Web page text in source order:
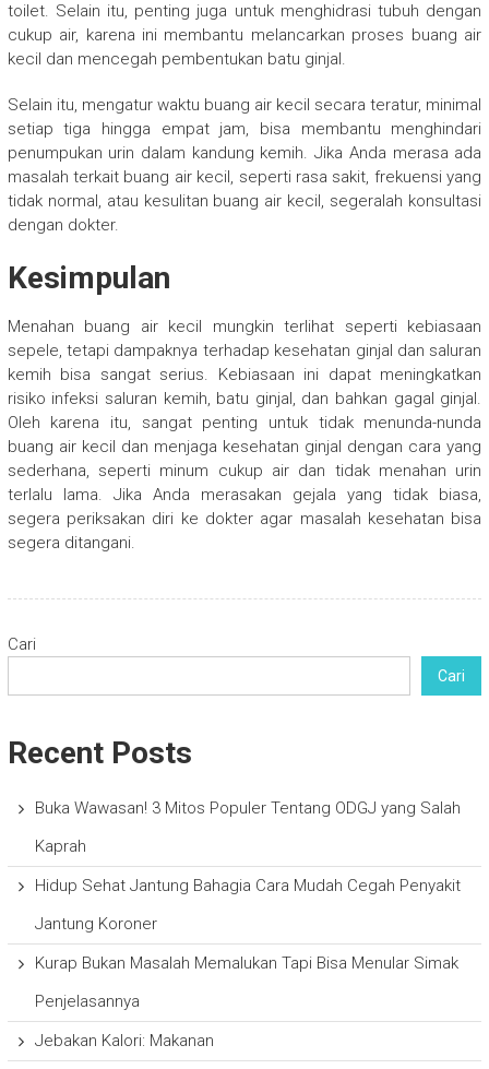
toilet. Selain itu, penting juga untuk menghidrasi tubuh dengan
cukup air, karena ini membantu melancarkan proses buang air
kecil dan mencegah pembentukan batu ginjal.
Selain itu, mengatur waktu buang air kecil secara teratur, minimal
setiap tiga hingga empat jam, bisa membantu menghindari
penumpukan urin dalam kandung kemih. Jika Anda merasa ada
masalah terkait buang air kecil, seperti rasa sakit, frekuensi yang
tidak normal, atau kesulitan buang air kecil, segeralah konsultasi
dengan dokter.
Kesimpulan
Menahan buang air kecil mungkin terlihat seperti kebiasaan
sepele, tetapi dampaknya terhadap kesehatan ginjal dan saluran
kemih bisa sangat serius. Kebiasaan ini dapat meningkatkan
risiko infeksi saluran kemih, batu ginjal, dan bahkan gagal ginjal.
Oleh karena itu, sangat penting untuk tidak menunda-nunda
buang air kecil dan menjaga kesehatan ginjal dengan cara yang
sederhana, seperti minum cukup air dan tidak menahan urin
terlalu lama. Jika Anda merasakan gejala yang tidak biasa,
segera periksakan diri ke dokter agar masalah kesehatan bisa
segera ditangani.
Cari
Cari
Recent Posts
Buka Wawasan! 3 Mitos Populer Tentang ODGJ yang Salah
Kaprah
Hidup Sehat Jantung Bahagia Cara Mudah Cegah Penyakit
Jantung Koroner
Kurap Bukan Masalah Memalukan Tapi Bisa Menular Simak
Penjelasannya
Jebakan Kalori: Makanan